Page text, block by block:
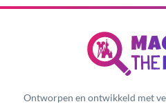
Ontworpen en ontwikkeld met